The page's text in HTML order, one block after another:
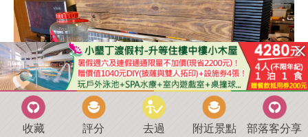
收藏 評分 去過 附近景點 部落客分享